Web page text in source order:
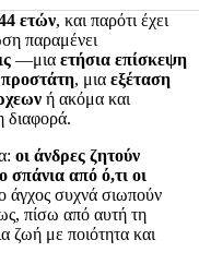
ετών, και παρότι έχει
παραμένει
—μια ετήσια επίσκεψη
προστάτη, μια εξέταση
ή ακόμα και
διαφορά.
οι άνδρες ζητούν
σπάνια από ό,τι οι
άγχος συχνά σιωπούν
πίσω από αυτή τη
ζωή με ποιότητα και